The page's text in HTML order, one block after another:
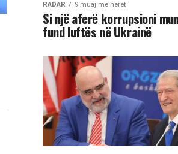
RADAR 9 muaj më herët
Si një aferë korrupsioni
fund luftës në Ukrainë